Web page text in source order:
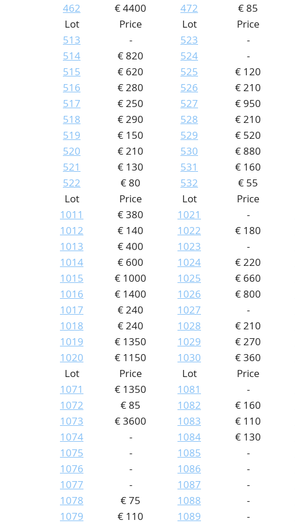
462 € 4400 472 € 85
Lot
Price
513
-
514
€ 820
515
€ 620
516
€ 280
517
€ 250
518
€ 290
519
€ 150
520
€ 210
521
€ 130
522
€ 80
Lot
Price
523
-
524
-
525
€ 120
526
€ 210
527
€ 950
528
€ 210
529
€ 520
530
€ 880
531
€ 160
532
€ 55
Lot
Price
1011
€ 380
1012
€ 140
1013
€ 400
1014
€ 600
1015
€ 1000
1016
€ 1400
1017
€ 240
1018
€ 240
1019
€ 1350
1020
€ 1150
Lot
Price
1021
-
1022
€ 180
1023
-
1024
€ 220
1025
€ 660
1026
€ 800
1027
-
1028
€ 210
1029
€ 270
1030
€ 360
Lot
Price
1071
€ 1350
1072
€ 85
1073
€ 3600
1074
-
1075
-
1076
-
1077
-
1078
€ 75
1079
€ 110
Lot
Price
1081
-
1082
€ 160
1083
€ 110
1084
€ 130
1085
-
1086
-
1087
-
1088
-
1089
-